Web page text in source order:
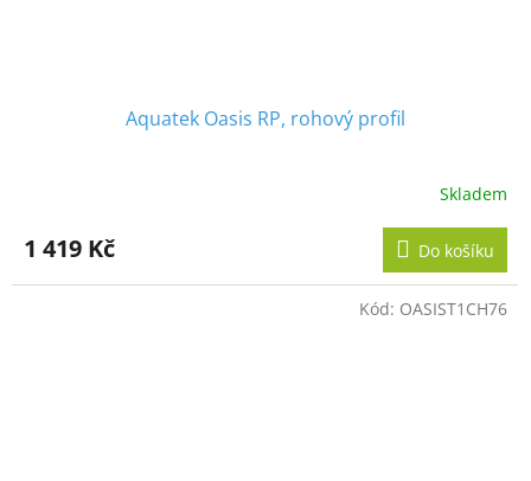
Aquatek Oasis RP, rohový profil
Skladem
1 419 Kč Do košíku
Kód: OASIST1CH76